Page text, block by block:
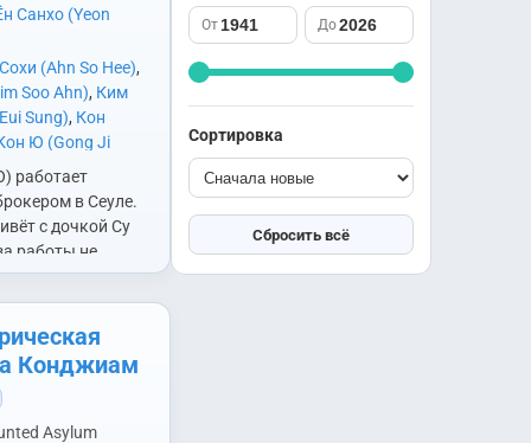
Санхо (Yeon
(Ahn So Hee),
Soo Ahn), Ким
Sung), Кон
Ю (Gong Ji
Ма Донсок
Чан Хёкджин
,
Чон Юми (Jung
Усик (Choi Woo
работает
в Сеуле.
с дочкой Су
работы не
времени.
Су Ан…
Конджиам
Asylum
саспенс
спорт
триллер
школа
Южная Корея
Япония
От До
Сортировка
Сбросить всё